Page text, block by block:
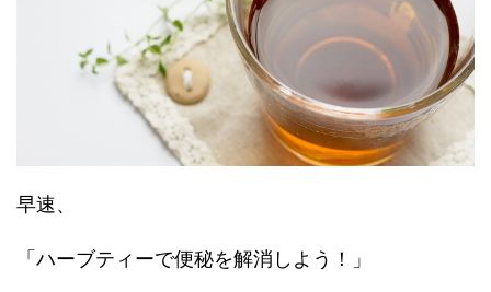
早速、
「ハーブティーで便秘を解消しよう！」